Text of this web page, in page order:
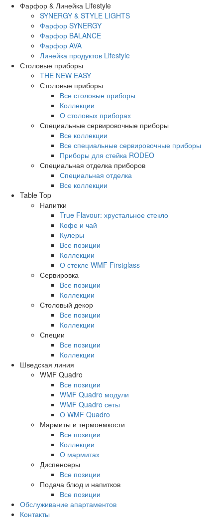
Фарфор & Линейка Lifestyle
SYNERGY & STYLE LIGHTS
Фарфор SYNERGY
Фарфор BALANCE
Фарфор AVA
Линейка продуктов Lifestyle
Столовые приборы
THE NEW EASY
Столовые приборы
Все столовые приборы
Коллекции
О столовых приборах
Специальные сервировочные приборы
Все коллекции
Все специальные сервировочные приборы
Приборы для стейка RODEO
Специальная отделка приборов
Специальная отделка
Все коллекции
Table Top
Напитки
True Flavour: хрустальное стекло
Кофе и чай
Кулеры
Все позиции
Коллекции
О стекле WMF Firstglass
Сервировка
Все позиции
Коллекции
Столовый декор
Все позиции
Коллекции
Специи
Все позиции
Коллекции
Шведская линия
WMF Quadro
Все позиции
WMF Quadro модули
WMF Quadro сеты
О WMF Quadro
Мармиты и термоемкости
Все позиции
Коллекции
О мармитах
Диспенсеры
Все позиции
Подача блюд и напитков
Все позиции
Обслуживание апартаментов
Контакты